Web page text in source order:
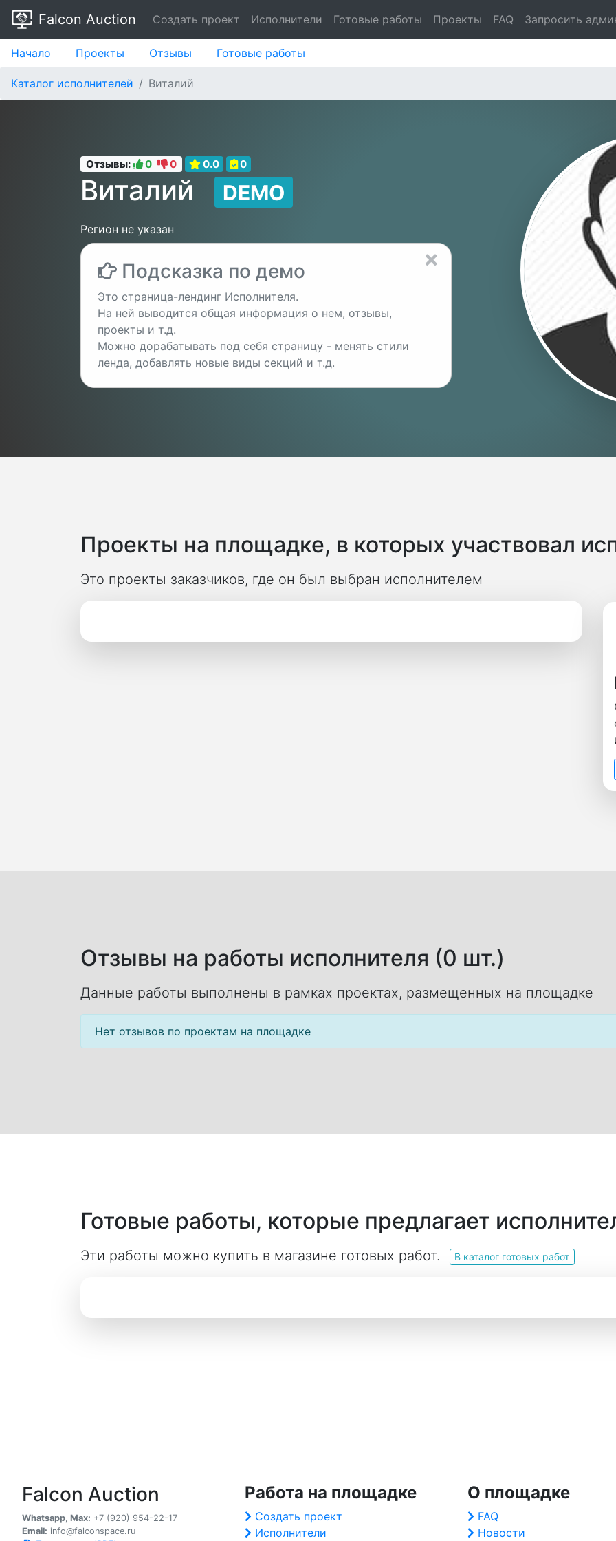
Falcon Auction Создать проект Исполнители Готовые работы Проекты FAQ Запросить
Начало Проекты Отзывы Готовые работы
Каталог исполнителей Виталий
Отзывы: 0 0 0.0 0
Виталий DEMO
Регион не указан
Подсказка по демо
Это страница-лендинг Исполнителя.
На ней выводится общая информация о нем, отзывы,
проекты и т.д.
Можно дорабатывать под себя страницу - менять стили
ленда, добавлять новые виды секций и т.д.
Проекты на площадке, в которых участвовал
Это проекты заказчиков, где он был выбран исполнителем
Отзывы на работы исполнителя (0 шт.)
Данные работы выполнены в рамках проектах, размещенных на площадке
Нет отзывов по проектам на площадке
Готовые работы, которые предлагает
Эти работы можно купить в магазине готовых работ. В каталог готовых работ
Falcon Auction
Whatsapp, Max: +7 (920) 954-22-17
Email: info@falconspace.ru
Работа на площадке
Создать проект
Исполнители
О площадке
FAQ
Новости